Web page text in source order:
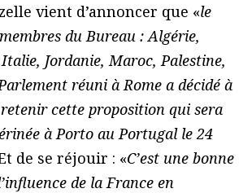
vient d’annoncer que «le
du Bureau : Algérie,
Jordanie, Maroc, Palestine,
réuni à Rome a décidé à
cette proposition qui sera
à Porto au Portugal le 24
de se réjouir : «C’est une bonne
de la France en